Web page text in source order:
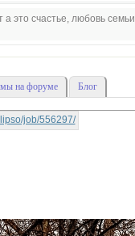
это счастье, любовь
на форуме Блог
job/556297/